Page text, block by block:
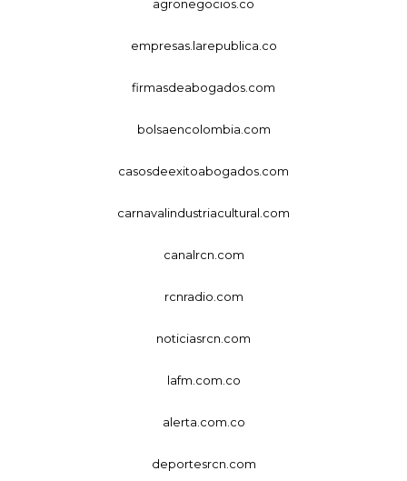
agronegocios.co
empresas.larepublica.co
firmasdeabogados.com
bolsaencolombia.com
casosdeexitoabogados.com
carnavalindustriacultural.com
canalrcn.com
rcnradio.com
noticiasrcn.com
lafm.com.co
alerta.com.co
deportesrcn.com